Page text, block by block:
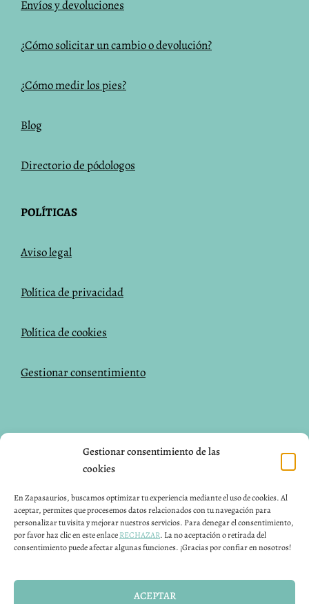
Gestionar consentimiento de las
cookies
En Zapasaurios, buscamos optimizar tu experiencia mediante el uso de cookies. Al
aceptar, permites que procesemos datos relacionados con tu navegación para
personalizar tu visita y mejorar nuestros servicios. Para denegar el consentimiento,
por favor haz clic en este enlaceRECHAZAR. La no aceptación o retirada del
consentimiento puede afectar algunas funciones. ¡Gracias por confiar en nosotros!
ACEPTAR
Envíos y devoluciones
¿Cómo solicitar un cambio o devolución?
¿Cómo medir los pies?
Blog
Directorio de pódologos
POLÍTICAS
Aviso legal
Política de privacidad
Política de cookies
Gestionar consentimiento
Instagram
Pinterest
CONTACTO
Puedes contactar con nosotros 24H a través de nuestro
email info@zapasaurios.com